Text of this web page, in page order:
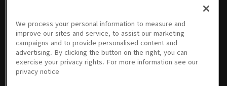
08/06/2026
1부 • 52
분
08/05/2026
4부 • 55
분
08/05/2026
3부 • 37
분
08/05/2026
2부 • 34
분
08/05/2026
1부 • 51
분
4부 • 54
분
We process your personal information to measure and
improve our sites and service, to assist our marketing
campaigns and to provide personalised content and
advertising. By clicking the button on the right, you can
exercise your privacy rights. For more information see our
privacy notice